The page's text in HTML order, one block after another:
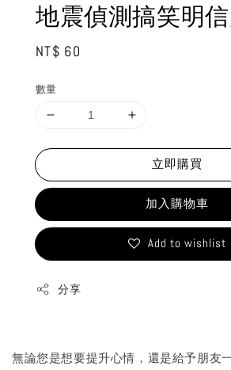
地震偵測搞笑明
Regular
NT$ 60
數量
立即購買
加入購物車
Add to wishlist
分享
無論您是想要提升心情，還是給予朋友